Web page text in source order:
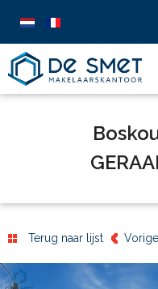
Terug naar lijst Vorige